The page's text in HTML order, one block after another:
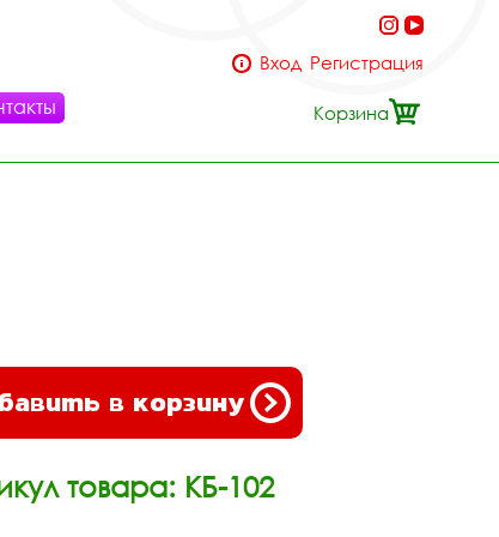
Вход Регистрация
Корзина
в корзину
товара: КБ-102